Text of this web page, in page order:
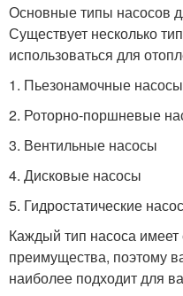
Основные типы насосов
Существует несколько
использоваться для
1. Пьезонамочные насосы
2. Роторно-поршневые
3. Вентильные насосы
4. Дисковые насосы
5. Гидростатические
Каждый тип насоса имеет
преимущества, поэтому
наиболее подходит для